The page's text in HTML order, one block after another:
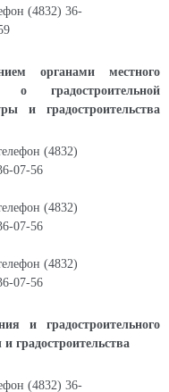
(4832) 36-
органами местного
о градостроительной
и градостроительства
(4832)
07-56
(4832)
07-56
(4832)
07-56
и градостроительного
градостроительства
(4832) 36-